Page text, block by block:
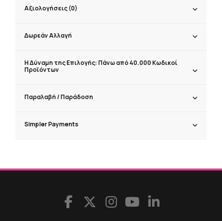
Αξιολογήσεις (0)
Δωρεάν Αλλαγή
Η Δύναμη της Επιλογής: Πάνω από 40.000 Κωδικοί
Προϊόντων
Παραλαβή / Παράδoση
Simpler Payments